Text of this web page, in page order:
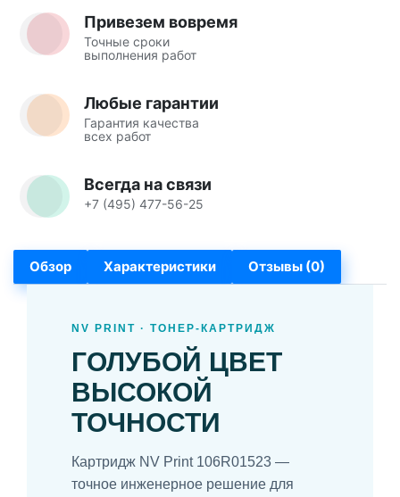
Привезем вовремя
Точные сроки
выполнения работ
Любые гарантии
Гарантия качества
всех работ
Всегда на связи
+7 (495) 477-56-25
Обзор Характеристики Отзывы (0)
NV PRINT · ТОНЕР-КАРТРИДЖ
ГОЛУБОЙ ЦВЕТ
ВЫСОКОЙ
ТОЧНОСТИ
Картридж NV Print 106R01523 —
точное инженерное решение для